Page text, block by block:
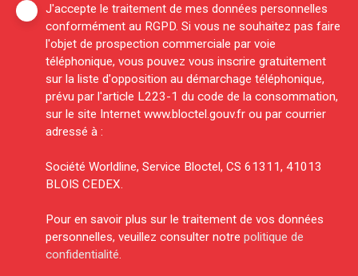
J'accepte le traitement de mes données personnelles
conformément au RGPD. Si vous ne souhaitez pas faire
l'objet de prospection commerciale par voie
téléphonique, vous pouvez vous inscrire gratuitement
sur la liste d'opposition au démarchage téléphonique,
prévu par l'article L223-1 du code de la consommation,
sur le site Internet www.bloctel.gouv.fr ou par courrier
adressé à :
Société Worldline, Service Bloctel, CS 61311, 41013
BLOIS CEDEX.
Pour en savoir plus sur le traitement de vos données
personnelles, veuillez consulter notre politique de
confidentialité.